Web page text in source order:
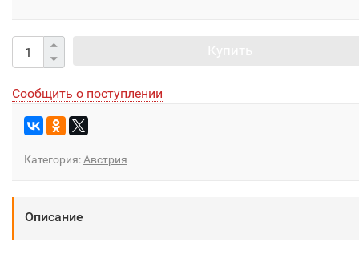
Сообщить о поступлении
Категория:Австрия
Описание